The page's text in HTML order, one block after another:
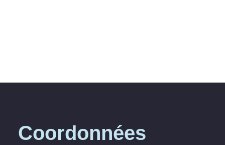
Coordonnées